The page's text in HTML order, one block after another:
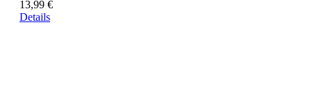
13,99 €
Details